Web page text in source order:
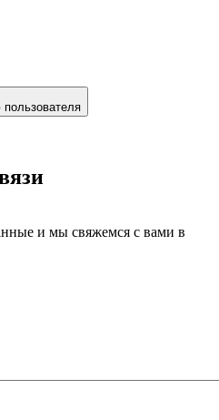
и мы свяжемся с вами в